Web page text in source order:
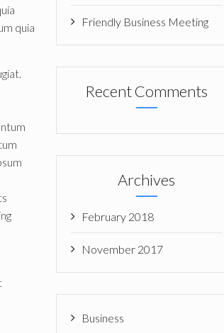
quia
Friendly Business Meeting
Recent Comments
Archives
February 2018
November 2017
Business